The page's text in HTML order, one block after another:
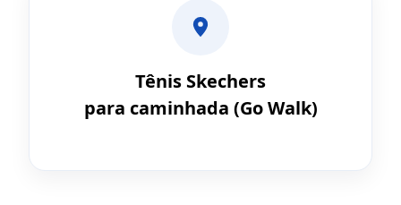
Tênis Skechers
para caminhada (Go Walk)